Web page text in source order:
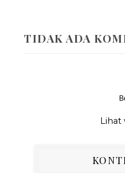
TIDAK ADA
Lihat